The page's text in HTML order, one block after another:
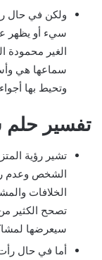
ولكن في حال
سيء أو يظهر
الغير محمودة
سماعها هي
وتحيط بها
تفسير
تشير رؤية
الشخص وعدم
الخلافات
تصحح الكثير
سيعرضها
أما في حال